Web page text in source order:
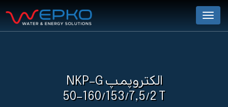
Menu
الکتروپمپ NKP-G
50-160/153/7,5/2 T